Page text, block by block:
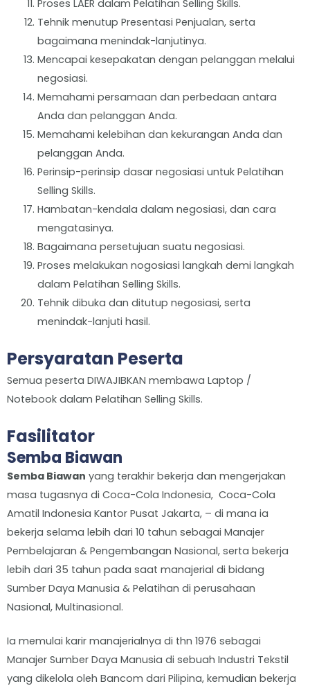
Proses LAER dalam Pelatihan Selling Skills.
Tehnik menutup Presentasi Penjualan, serta
bagaimana menindak-lanjutinya.
Mencapai kesepakatan dengan pelanggan melalui
negosiasi.
Memahami persamaan dan perbedaan antara
Anda dan pelanggan Anda.
Memahami kelebihan dan kekurangan Anda dan
pelanggan Anda.
Perinsip-perinsip dasar negosiasi untuk Pelatihan
Selling Skills.
Hambatan-kendala dalam negosiasi, dan cara
mengatasinya.
Bagaimana persetujuan suatu negosiasi.
Proses melakukan nogosiasi langkah demi langkah
dalam Pelatihan Selling Skills.
Tehnik dibuka dan ditutup negosiasi, serta
menindak-lanjuti hasil.
Persyaratan Peserta
Semua peserta DIWAJIBKAN membawa Laptop /
Notebook dalam Pelatihan Selling Skills.
Fasilitator
Semba Biawan
Semba Biawan yang terakhir bekerja dan mengerjakan
masa tugasnya di Coca-Cola Indonesia, Coca-Cola
Amatil Indonesia Kantor Pusat Jakarta, – di mana ia
bekerja selama lebih dari 10 tahun sebagai Manajer
Pembelajaran & Pengembangan Nasional, serta bekerja
lebih dari 35 tahun pada saat manajerial di bidang
Sumber Daya Manusia & Pelatihan di perusahaan
Nasional, Multinasional.
Ia memulai karir manajerialnya di thn 1976 sebagai
Manajer Sumber Daya Manusia di sebuah Industri Tekstil
yang dikelola oleh Bancom dari Pilipina, kemudian bekerja